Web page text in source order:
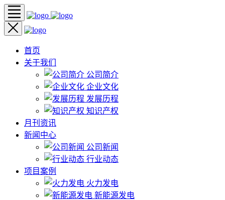
首页
关于我们
公司简介
企业文化
发展历程
知识产权
月刊资讯
新闻中心
公司新闻
行业动态
项目案例
火力发电
新能源发电